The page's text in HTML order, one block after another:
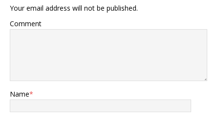
Your email address will not be published.
Comment
Name*